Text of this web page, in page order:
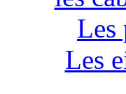
Les
Les